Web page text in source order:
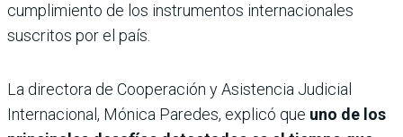
cumplimiento de los instrumentos internacionales
suscritos por el país.
La directora de Cooperación y Asistencia Judicial
Internacional, Mónica Paredes, explicó que uno de los